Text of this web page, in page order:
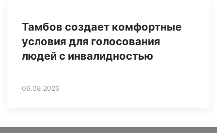
Тамбов создает комфортные
условия для голосования
людей с инвалидностью
06.08.2026